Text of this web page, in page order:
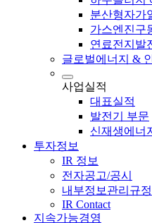
분산형자가
가스엔진구
연료전지발
글로벌에너지 &
사업실적
대표실적
발전기 부문
신재생에너
투자정보
IR 정보
전자공고/공시
내부정보관리규정
IR Contact
지속가능경영